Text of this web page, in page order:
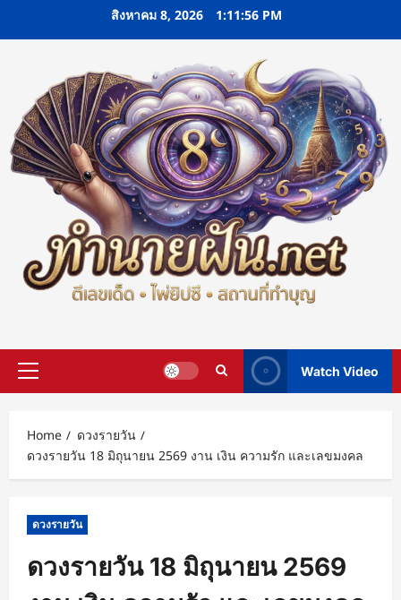
สิงหาคม 8, 2026 1:11:57 PM
Primary
Watch Video
Home
ดวงรายวัน
ดวงรายวัน 18 มิถุนายน 2569 งาน เงิน ความรัก และเลขมงคล
ดวงรายวัน
ดวงรายวัน 18 มิถุนายน 2569